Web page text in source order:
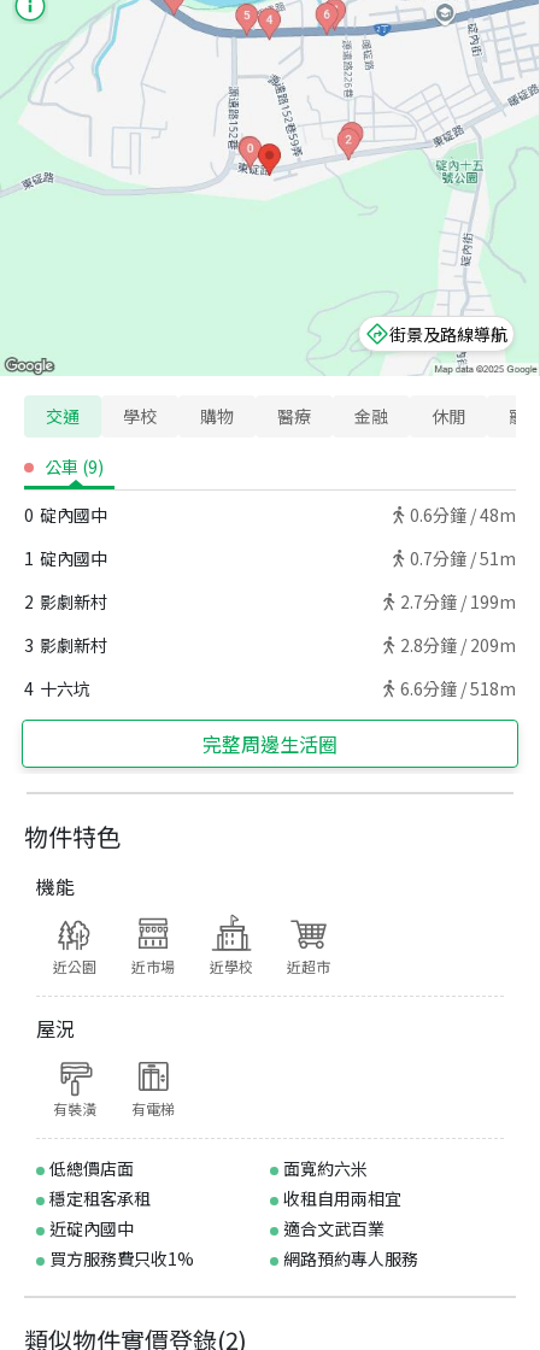
物件特色
機能
近公園 近市場 近學校 近超市
屋況
有裝潢 有電梯
低總價店面
面寬約六米
穩定租客承租
收租自用兩相宜
近碇內國中
適合文武百業
買方服務費只收1%
網路預約專人服務
街景及路線導航
交通 學校 購物 醫療 金融 休閒 寵
公車 (9)
0 碇內國中 0.6分鐘 /48m
1 碇內國中 0.7分鐘 /51m
2 影劇新村 2.7分鐘 / 199m
3 影劇新村 2.8分鐘 / 209m
4 十六坑 6.6分鐘 /518m
完整周邊生活圈
類似物件實價登錄(2)